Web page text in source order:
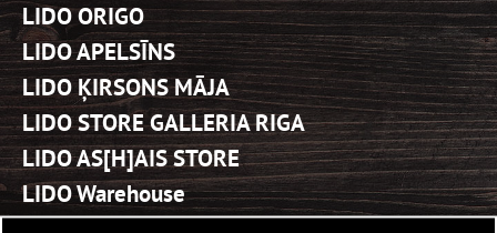
LIDO ORIGO
LIDO APELSĪNS
LIDO ĶIRSONS MĀJA
LIDO STORE GALLERIA RIGA
LIDO AS[H]AIS STORE
LIDO Warehouse